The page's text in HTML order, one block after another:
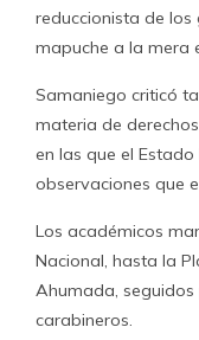
reduccionista de
mapuche a la mera
Samaniego criticó
materia de
en las que el
observaciones que
Los académicos
Nacional, hasta la
Ahumada,
carabineros.